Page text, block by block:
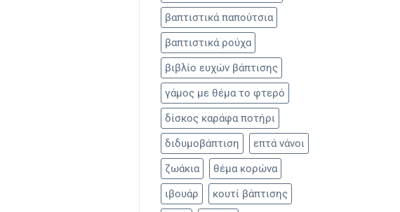
βαπτιστικά παπούτσια
βαπτιστικά ρούχα
βιβλίο ευχών βάπτισης
γάμος με θέμα το φτερό
δίσκος καράφα ποτήρι
διδυμοβάπτιση
επτά νάνοι
ζωάκια
θέμα κορώνα
ιβουάρ
κουτί βάπτισης